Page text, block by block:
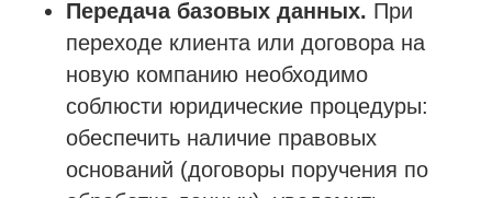
Передача базовых данных. При
переходе клиента или договора на
новую компанию необходимо
соблюсти юридические процедуры:
обеспечить наличие правовых
оснований (договоры поручения по
sro@sro-nostroy-nopriz.ru
Проспект Обуховской обороны, д.271, лит.
8-800-350-88-67
9:00 - 18:00 Пн-Пт